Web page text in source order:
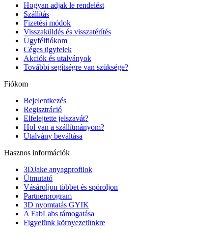
Hogyan adjak le rendelést
Szállítás
Fizetési módok
Visszaküldés és visszatérítés
Ügyfélfiókom
Céges ügyfelek
Akciók és utalványok
További segítségre van szüksége?
Fiókom
Bejelentkezés
Regisztráció
Elfelejtette jelszavát?
Hol van a szállítmányom?
Utalvány beváltása
Hasznos információk
3DJake anyagprofilok
Útmutató
Vásároljon többet és spóroljon
Partnerprogram
3D nyomtatás GYIK
A FabLabs támogatása
Figyelünk környezetünkre